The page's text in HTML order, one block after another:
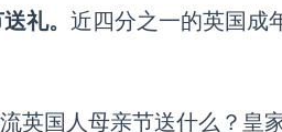
礼。 近四分之一的英国成